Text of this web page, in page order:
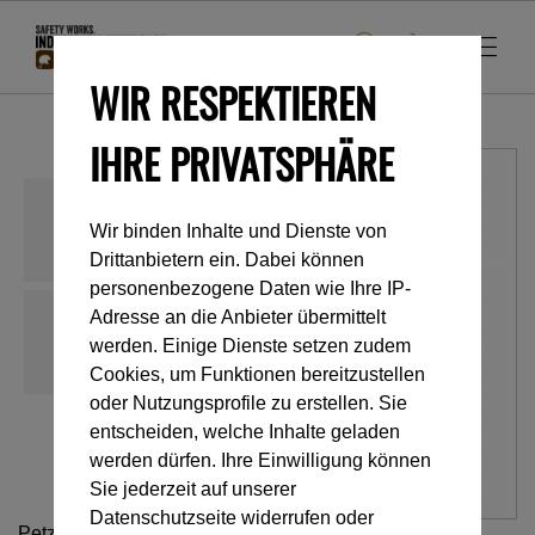
WIR RESPEKTIEREN
IHRE PRIVATSPHÄRE
Wir binden Inhalte und Dienste von
Drittanbietern ein. Dabei können
personenbezogene Daten wie Ihre IP-
Adresse an die Anbieter übermittelt
werden. Einige Dienste setzen zudem
Cookies, um Funktionen bereitzustellen
oder Nutzungsprofile zu erstellen. Sie
entscheiden, welche Inhalte geladen
werden dürfen. Ihre Einwilligung können
Sie jederzeit auf unserer
Datenschutzseite widerrufen oder